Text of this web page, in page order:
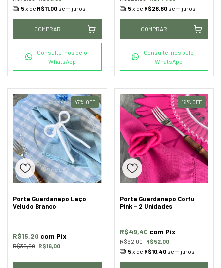
5x de R$11,00 sem juros
COMPRAR
Consulte-nos pelo
WhatsApp
5x de R$28,80 sem juros
COMPRAR
Consulte-nos pelo
WhatsApp
47% OFF
Porta Guardanapo Laço
Veludo Branco
R$30,00 R$16,00
R$15,20 com Pix
16% OFF
Porta Guardanapo Corfu
Pink - 2 Unidades
R$62,00 R$52,00
R$49,40 com Pix
5x de R$10,40 sem juros